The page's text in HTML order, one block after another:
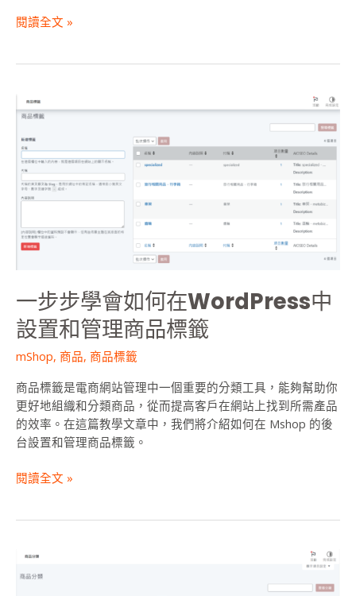
閱讀全文 »
一步步學會如何在WordPress中
設置和管理商品標籤
mShop, 商品, 商品標籤
商品標籤是電商網站管理中一個重要的分類工具，能夠幫助你
更好地組織和分類商品，從而提高客戶在網站上找到所需產品
的效率。在這篇教學文章中，我們將介紹如何在 Mshop 的後
台設置和管理商品標籤。
一
步
步
學
會
如
在
WordPress
置
和
管
理
品
標
籤
閱讀全文 »
如
何